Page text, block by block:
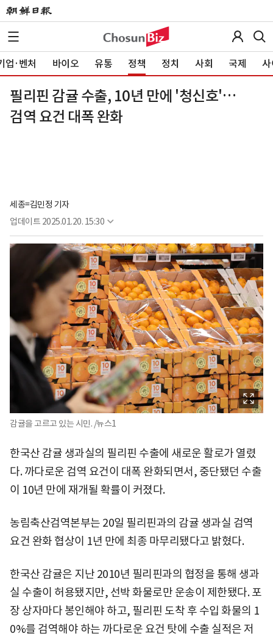
업·벤처 바이오 유통 정책 정치 사회 국제 사
필리핀 감귤 수출, 10년 만에 '청신호'…
검역 요건 대폭 완화
세종=김민정 기자
업데이트 2025.01.20. 15:30
감귤을 고르고 있는 시민. /뉴스1
한국산 감귤 생과실의 필리핀 수출에 새로운 활로가 열렸
다. 까다로운 검역 요건이 대폭 완화되면서, 중단됐던 수출
이 10년 만에 재개될 확률이 커졌다.
농림축산검역본부는 20일 필리핀과의 감귤 생과실 검역
요건 완화 협상이 1년 만에 최종 마무리됐다고 밝혔다.
한국산 감귤은 지난 2010년 필리핀과의 협정을 통해 생과
실 수출이 허용됐지만, 선박 화물로만 운송이 제한됐다. 포
장 상자마다 봉인해야 하고, 필리핀 도착 후 수입 화물의 1
0%를 검역해야 하는 까다로운 요건 탓에 수출 실적은 저